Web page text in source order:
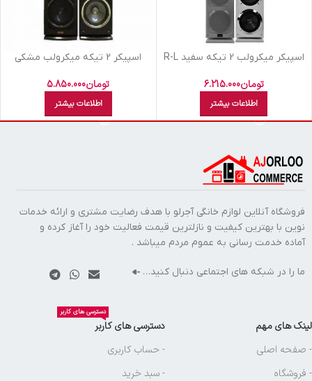
اسپيکر ميکرولب 2 تيکه سفيد R-L
تومان6.215.000
اطلاعات بیشتر
اسپيکر 2 تيکه ميکرولب مشکي
تومان5.850.000
اطلاعات بیشتر
فروشگاه آنلاین لوازم خانگی آجرلو با هدف رضایت مشتری و ارائه خدمات
نوین با بهترین کیفیت و نازلترین قیمت فعالیت خود را آغاز کرده و
آماده خدمت رسانی به عموم مردم میباشد .
ما را در شبکه های اجتماعی دنبال کنید…
لینک های مهم
- صفحه اصلی
- فروشگاه
دسترسی های کاربر
دسترسی های کاربر
- حساب کاربری
- سبد خرید